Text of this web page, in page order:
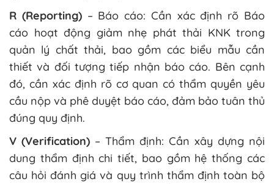
R (Reporting)– Báo cáo: Cần xác định rõ Báo
cáo hoạt động giảm nhẹ phát thải KNK trong
quản lý chất thải, bao gồm các biểu mẫu cần
thiết và đối tượng tiếp nhận báo cáo. Bên cạnh
đó, cần xác định rõ cơ quan có thẩm quyền yêu
cầu nộp và phê duyệt báo cáo, đảm bảo tuân thủ
đúng quy định.
V (Verification) – Thẩm định: Cần xây dựng nội
dung thẩm định chi tiết, bao gồm hệ thống các
câu hỏi đánh giá và quy trình thẩm định toàn bộ